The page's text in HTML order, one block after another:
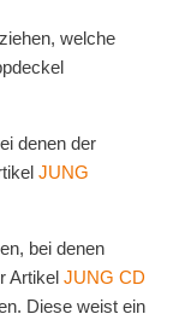
welche
denen der
JUNG
bei denen
ArtikelJUNG CD
Diese weist ein